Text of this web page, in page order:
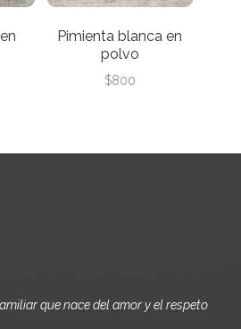
Pimienta blanca en
polvo
$800
que nace del amor y el respeto